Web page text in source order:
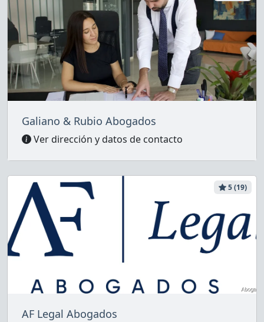
Galiano & Rubio Abogados
Ver dirección y datos de contacto
5 (19)
AF Legal Abogados